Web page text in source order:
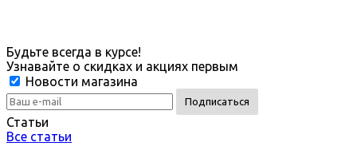
Будьте всегда в курсе!
Узнавайте о скидках и акциях первым
Новости магазина
Статьи
Все статьи